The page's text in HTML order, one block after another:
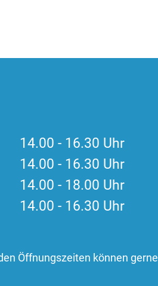
14.00 - 16.30 Uhr
14.00 - 16.30 Uhr
14.00 - 18.00 Uhr
14.00 - 16.30 Uhr
Öffnungszeiten können gerne